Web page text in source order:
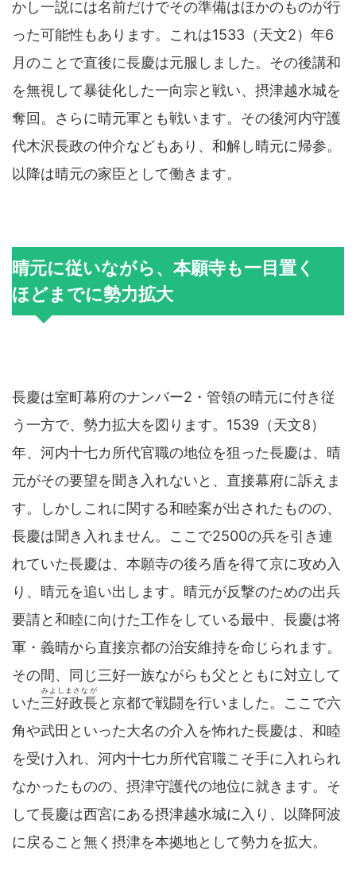
かし一説には名前だけでその準備はほかのものが行
った可能性もあります。これは1533（天文2）年6
月のことで直後に長慶は元服しました。その後講和
を無視して暴徒化した一向宗と戦い、摂津越水城を
奪回。さらに晴元軍とも戦います。その後河内守護
代木沢長政の仲介などもあり、和解し晴元に帰参。
以降は晴元の家臣として働きます。
晴元に従いながら、本願寺も一目置く
ほどまでに勢力拡大
長慶は室町幕府のナンバー2・管領の晴元に付き従
う一方で、勢力拡大を図ります。1539（天文8）
年、河内十七カ所代官職の地位を狙った長慶は、晴
元がその要望を聞き入れないと、直接幕府に訴えま
す。しかしこれに関する和睦案が出されたものの、
長慶は聞き入れません。ここで2500の兵を引き連
れていた長慶は、本願寺の後ろ盾を得て京に攻め入
り、晴元を追い出します。晴元が反撃のための出兵
要請と和睦に向けた工作をしている最中、長慶は将
軍・義晴から直接京都の治安維持を命じられます。
その間、同じ三好一族ながらも父とともに対立して
いた三好政長
みよしまさなが
と京都で戦闘を行いました。ここで六
角や武田といった大名の介入を怖れた長慶は、和睦
を受け入れ、河内十七カ所代官職こそ手に入れられ
なかったものの、摂津守護代の地位に就きます。そ
して長慶は西宮にある摂津越水城に入り、以降阿波
に戻ること無く摂津を本拠地として勢力を拡大。